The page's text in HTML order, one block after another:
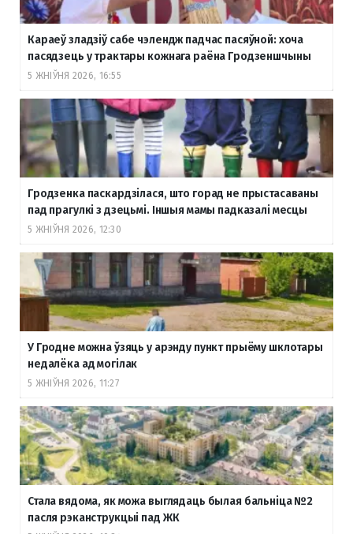
Караеў зладзіў сабе чэлендж падчас пасяўной: хоча
пасядзець у трактары кожнага раёна Гродзеншчыны
5 ЖНІЎНЯ 2026, 16:55
Гродзенка паскардзілася, што горад не прыстасаваны
пад прагулкі з дзецьмі. Іншыя мамы падказалі месцы
5 ЖНІЎНЯ 2026, 12:30
У Гродне можна ўзяць у арэнду пункт прыёму шклотары
недалёка ад могілак
5 ЖНІЎНЯ 2026, 11:27
Стала вядома, як можа выглядаць былая бальніца №2
пасля рэканструкцыі пад ЖК